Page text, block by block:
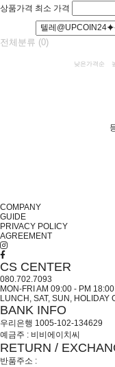
상품가격 최소 가격
전체분류 (0)
낮은가격순
COMPANY
GUIDE
PRIVACY POLICY
AGREEMENT
CS CENTER
080.702.7093
MON-FRI AM 09:00 - PM 18:00
LUNCH, SAT, SUN, HOLIDAY
BANK INFO
우리은행 1005-102-134629
예금주 : 비비에이치씨
RETURN /
반품주소 :